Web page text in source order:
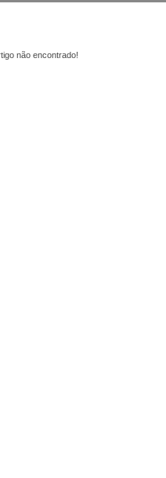
não encontrado!